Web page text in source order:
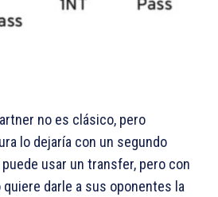
no es clásico, pero
lo dejaría con un segundo
usar un transfer, pero con
darle a sus oponentes la